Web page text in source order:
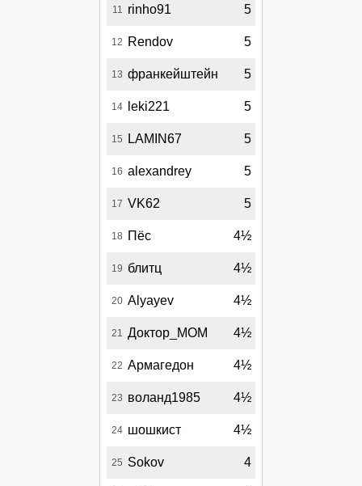
11 rinho91 5
12 Rendov 5
13 франкейштейн 5
14 leki221 5
15 LAMIN67 5
16 alexandrey 5
17 VK62 5
18 Пёс 4½
19 блитц 4½
20 Alyayev 4½
21 Доктор_МОМ 4½
22 Армагедон 4½
23 воланд1985 4½
24 шошкист 4½
25 Sokov 4